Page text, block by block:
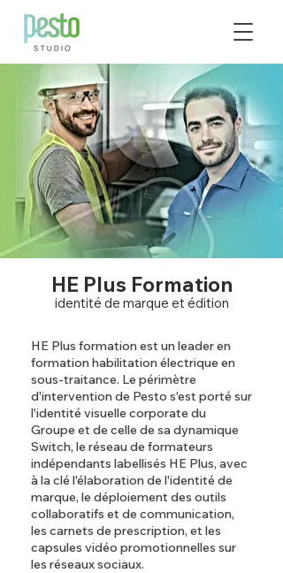
HE Plus Formation
identité de marque et édition
HE Plus formation est un leader en
formation habilitation électrique en
sous-traitance. Le périmètre
d'intervention de Pesto s'est porté sur
l'identité visuelle corporate du
Groupe et de celle de sa dynamique
Switch, le réseau de formateurs
indépendants labellisés HE Plus, avec
à la clé l'élaboration de l'identité de
marque, le déploiement des outils
collaboratifs et de communication,
les carnets de prescription, et les
capsules vidéo promotionnelles sur
les réseaux sociaux.